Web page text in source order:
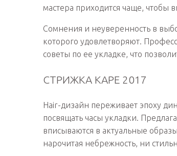
мастера приходится чаще, чтобы
Сомнения и неуверенность в
которого удовлетворяют.
советы по ее укладке, что
СТРИЖКА КАРЕ 2017
Hair-дизайн переживает эпоху
посвящать часы укладки.
вписываются в актуальные
нарочитая небрежность, ни